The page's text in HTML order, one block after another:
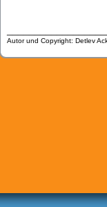
Autor und Copyright: Detlev